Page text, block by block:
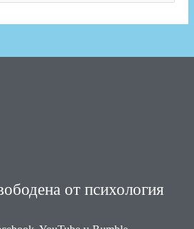
от психология